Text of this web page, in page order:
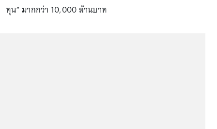
ทุน” มากกว่า 10,000 ล้านบาท